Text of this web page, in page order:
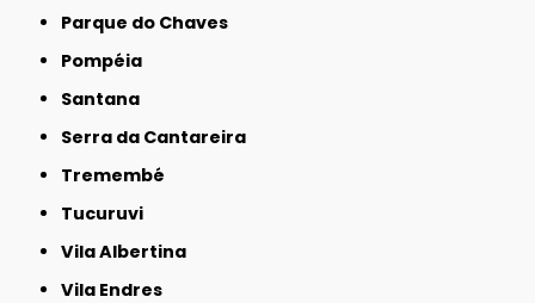
Parque do Chaves
Pompéia
Santana
Serra da Cantareira
Tremembé
Tucuruvi
Vila Albertina
Vila Endres